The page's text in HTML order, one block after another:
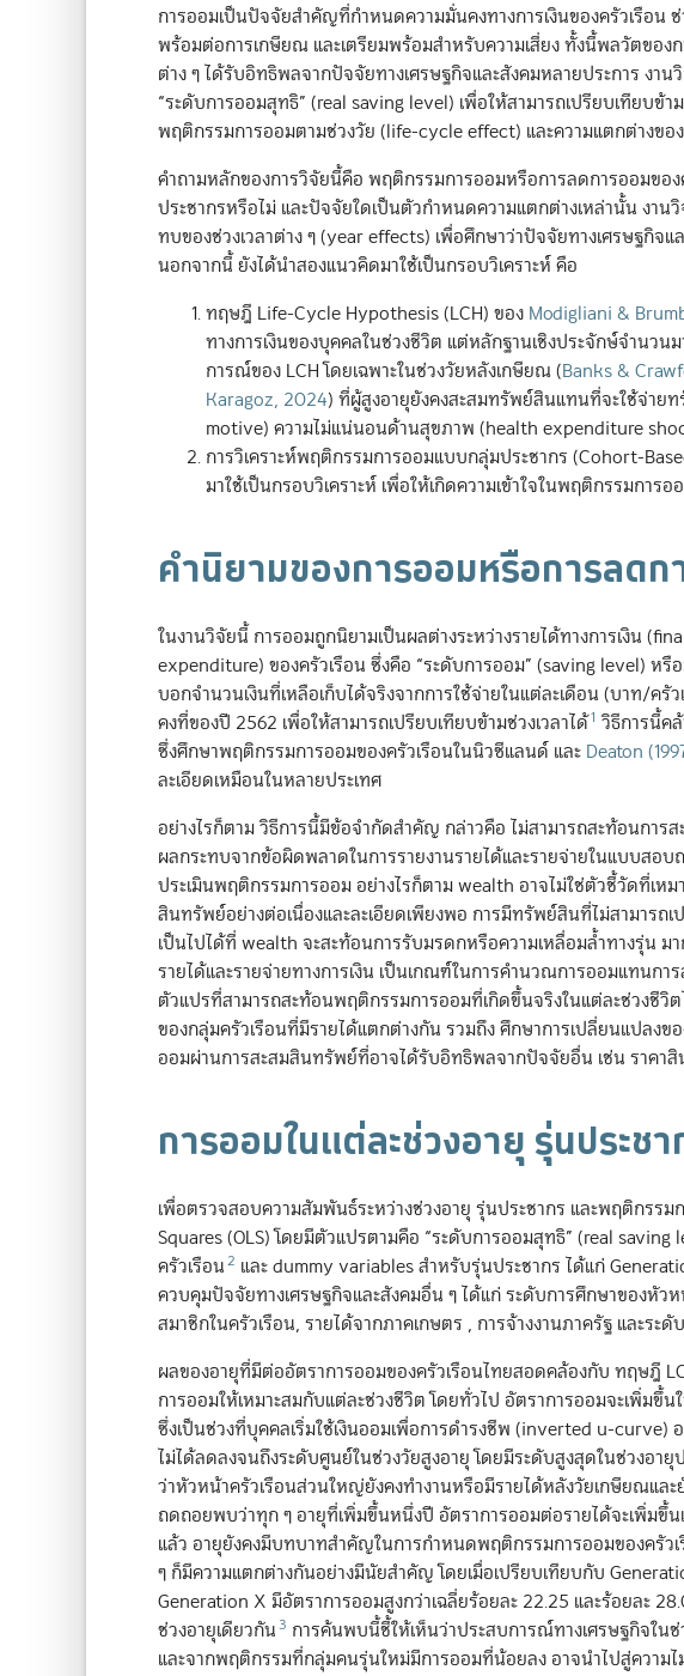
การออมเป็นปัจจัยสำคัญที่กำหนดความมั่นคงทางการเงินของครัวเรือน
พร้อมต่อการเกษียณ และเตรียมพร้อมสำหรับความเสี่ยง ทั้งนี้พลวัตของ
ต่าง ๆ ได้รับอิทธิพลจากปัจจัยทางเศรษฐกิจและสังคมหลายประการ งา
“ระดับการออมสุทธิ” (real saving level) เพื่อให้สามารถเปรียบเทียบข้
พฤติกรรมการออมตามช่วงวัย (life-cycle effect) และความแตกต่างข
คำถามหลักของการวิจัยนี้คือ พฤติกรรมการออมหรือการลดการออมขอ
ประชากรหรือไม่ และปัจจัยใดเป็นตัวกำหนดความแตกต่างเหล่านั้น งาน
ทบของช่วงเวลาต่าง ๆ (year effects) เพื่อศึกษาว่าปัจจัยทางเศรษฐกิจ
นอกจากนี้ ยังได้นำสองแนวคิดมาใช้เป็นกรอบวิเคราะห์ คือ
ทฤษฎี Life-Cycle Hypothesis (LCH) ของ Modigliani &
ทางการเงินของบุคคลในช่วงชีวิต แต่หลักฐานเชิงประจักษ์จำนว
การณ์ของ LCH โดยเฉพาะในช่วงวัยหลังเกษียณ(Banks &
Karagoz, 2024) ที่ผู้สูงอายุยังคงสะสมทรัพย์สินแทนที่จะใช้จ่าย
motive) ความไม่แน่นอนด้านสุขภาพ (health expenditure
การวิเคราะห์พฤติกรรมการออมแบบกลุ่มประชากร (Cohort-
มาใช้เป็นกรอบวิเคราะห์ เพื่อให้เกิดความเข้าใจในพฤติกรรมการอ
คำนิยามของการออมหรือการลดก
ในงานวิจัยนี้ การออมถูกนิยามเป็นผลต่างระหว่างรายได้ทางการเงิน
expenditure) ของครัวเรือน ซึ่งคือ “ระดับการออม” (saving level) ห
บอกจำนวนเงินที่เหลือเก็บได้จริงจากการใช้จ่ายในแต่ละเดือน (บาท/ค
คงที่ของปี 2562 เพื่อให้สามารถเปรียบเทียบข้ามช่วงเวลาได้1 วิธีการนี้ค
ซึ่งศึกษาพฤติกรรมการออมของครัวเรือนในนิวซีแลนด์ และ Deaton
ละเอียดเหมือนในหลายประเทศ
อย่างไรก็ตาม วิธีการนี้มีข้อจำกัดสำคัญ กล่าวคือ ไม่สามารถสะท้อนการ
ผลกระทบจากข้อผิดพลาดในการรายงานรายได้และรายจ่ายในแบบสอ
ประเมินพฤติกรรมการออม อย่างไรก็ตาม wealth อาจไม่ใช่ตัวชี้วัดที่เห
สินทรัพย์อย่างต่อเนื่องและละเอียดเพียงพอ การมีทรัพย์สินที่ไม่สามารถ
เป็นไปได้ที่ wealth จะสะท้อนการรับมรดกหรือความเหลื่อมล้ำทางรุ่น
รายได้และรายจ่ายทางการเงิน เป็นเกณฑ์ในการคำนวณการออมแทนก
ตัวแปรที่สามารถสะท้อนพฤติกรรมการออมที่เกิดขึ้นจริงในแต่ละช่วงชี
ของกลุ่มครัวเรือนที่มีรายได้แตกต่างกัน รวมถึง ศึกษาการเปลี่ยนแปลงข
ออมผ่านการสะสมสินทรัพย์ที่อาจได้รับอิทธิพลจากปัจจัยอื่น เช่น ราค
การออมในแต่ละช่วงอายุ รุ่นประช
เพื่อตรวจสอบความสัมพันธ์ระหว่างช่วงอายุ รุ่นประชากร และพฤติกรร
Squares (OLS) โดยมีตัวแปรตามคือ “ระดับการออมสุทธิ” (real
ครัวเรือน2 และ dummy variables สำหรับรุ่นประชากร ได้แก่
ควบคุมปัจจัยทางเศรษฐกิจและสังคมอื่น ๆ ได้แก่ ระดับการศึกษาของหั
สมาชิกในครัวเรือน, รายได้จากภาคเกษตร , การจ้างงานภาครัฐ และระ
ผลของอายุที่มีต่ออัตราการออมของครัวเรือนไทยสอดคล้องกับ ทฤษฎี
การออมให้เหมาะสมกับแต่ละช่วงชีวิต โดยทั่วไป อัตราการออมจะเพิ่มขึ้
ซึ่งเป็นช่วงที่บุคคลเริ่มใช้เงินออมเพื่อการดำรงชีพ (inverted u-curve)
ไม่ได้ลดลงจนถึงระดับศูนย์ในช่วงวัยสูงอายุ โดยมีระดับสูงสุดในช่วงอ
ว่าหัวหน้าครัวเรือนส่วนใหญ่ยังคงทำงานหรือมีรายได้หลังวัยเกษียณแล
ถดถอยพบว่าทุก ๆ อายุที่เพิ่มขึ้นหนึ่งปี อัตราการออมต่อรายได้จะเพิ่มขึ้
แล้ว อายุยังคงมีบทบาทสำคัญในการกำหนดพฤติกรรมการออมของครัว
ๆ ก็มีความแตกต่างกันอย่างมีนัยสำคัญ โดยเมื่อเปรียบเทียบกับ
Generation X มีอัตราการออมสูงกว่าเฉลี่ยร้อยละ 22.25 และร้อยละ
ช่วงอายุเดียวกัน 3 การค้นพบนี้ชี้ให้เห็นว่าประสบการณ์ทางเศรษฐกิจใน
และจากพฤติกรรมที่กลุ่มคนรุ่นใหม่มีการออมที่น้อยลง อาจนำไปสู่ความ